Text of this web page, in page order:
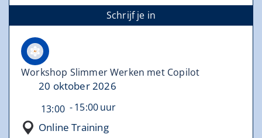
Schrijf je in
Workshop Slimmer Werken met Copilot
20 oktober 2026
13:00 15:00
Online Training